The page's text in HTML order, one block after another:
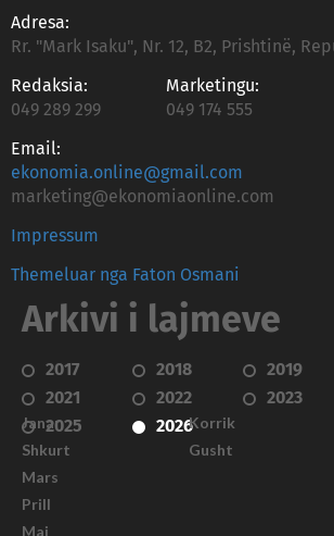
Adresa:
Rr. "Mark Isaku", Nr. 12, B2, Prishtinë,
Redaksia:
049 289 299
Marketingu:
049 174 555
Email:
ekonomia.online@gmail.com
marketing@ekonomiaonline.com
Impressum
Themeluar nga Faton Osmani
Arkivi i lajmeve
2017 2018 2019
2021
2022 2023
2025
2026
Janar
Shkurt
Mars
Prill
Maj
Korrik
Gusht